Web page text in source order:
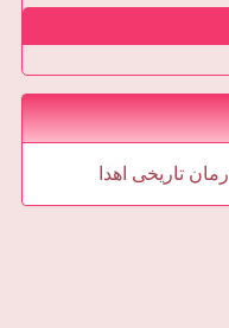
رمان تاریخی اهدا